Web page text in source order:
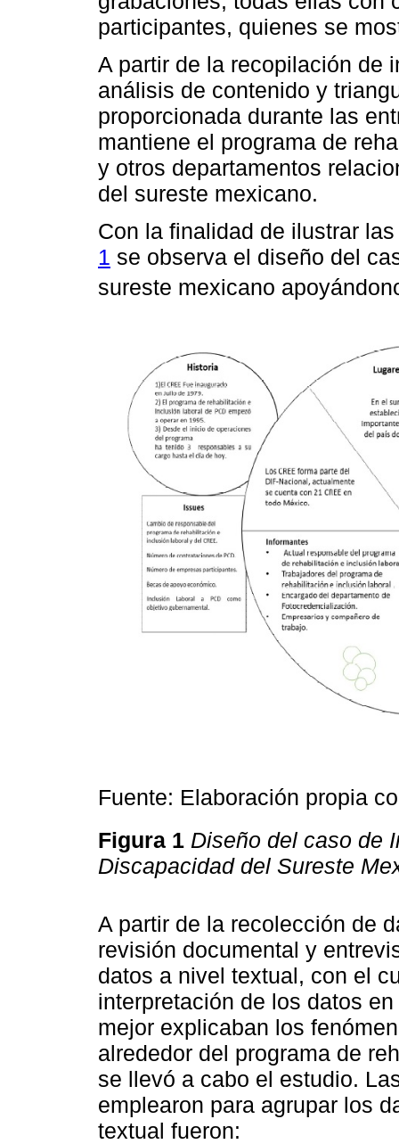
participantes, quienes se
A partir de la recopilación de
análisis de contenido y
proporcionada durante las
mantiene el programa de
y otros departamentos
del sureste mexicano.
Con la finalidad de ilustrar
1 se observa el diseño del
sureste mexicano
Fuente: Elaboración propia
Figura 1 Diseño del caso de
Discapacidad del Sureste
A partir de la recolección de
revisión documental y
datos a nivel textual, con el
interpretación de los datos
mejor explicaban los
alrededor del programa de
se llevó a cabo el estudio.
emplearon para agrupar los
textual fueron: